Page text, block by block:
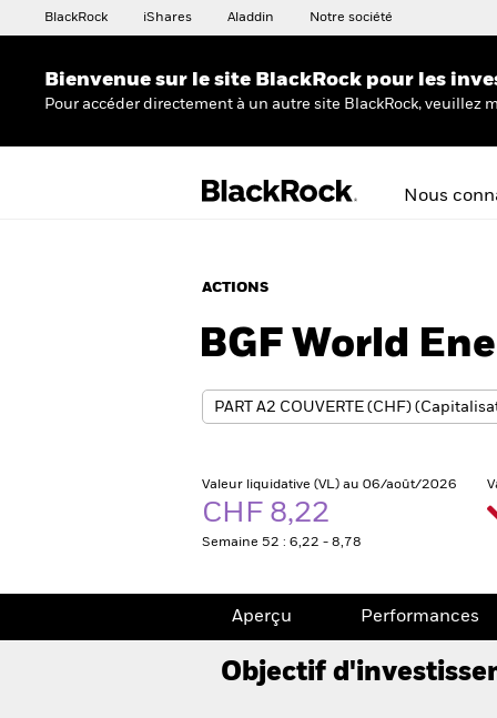
BlackRock iShares Aladdin Notre société
Bienvenue sur le site BlackRock pour les
Pour accéder directement à un autre site BlackRock, veuillez
Nous
ACTIONS
BGF World
Valeur liquidative (VL) au 06/août/2026
CHF 8,22
Semaine 52 : 6,22 - 8,78
Aperçu Performances
Objectif